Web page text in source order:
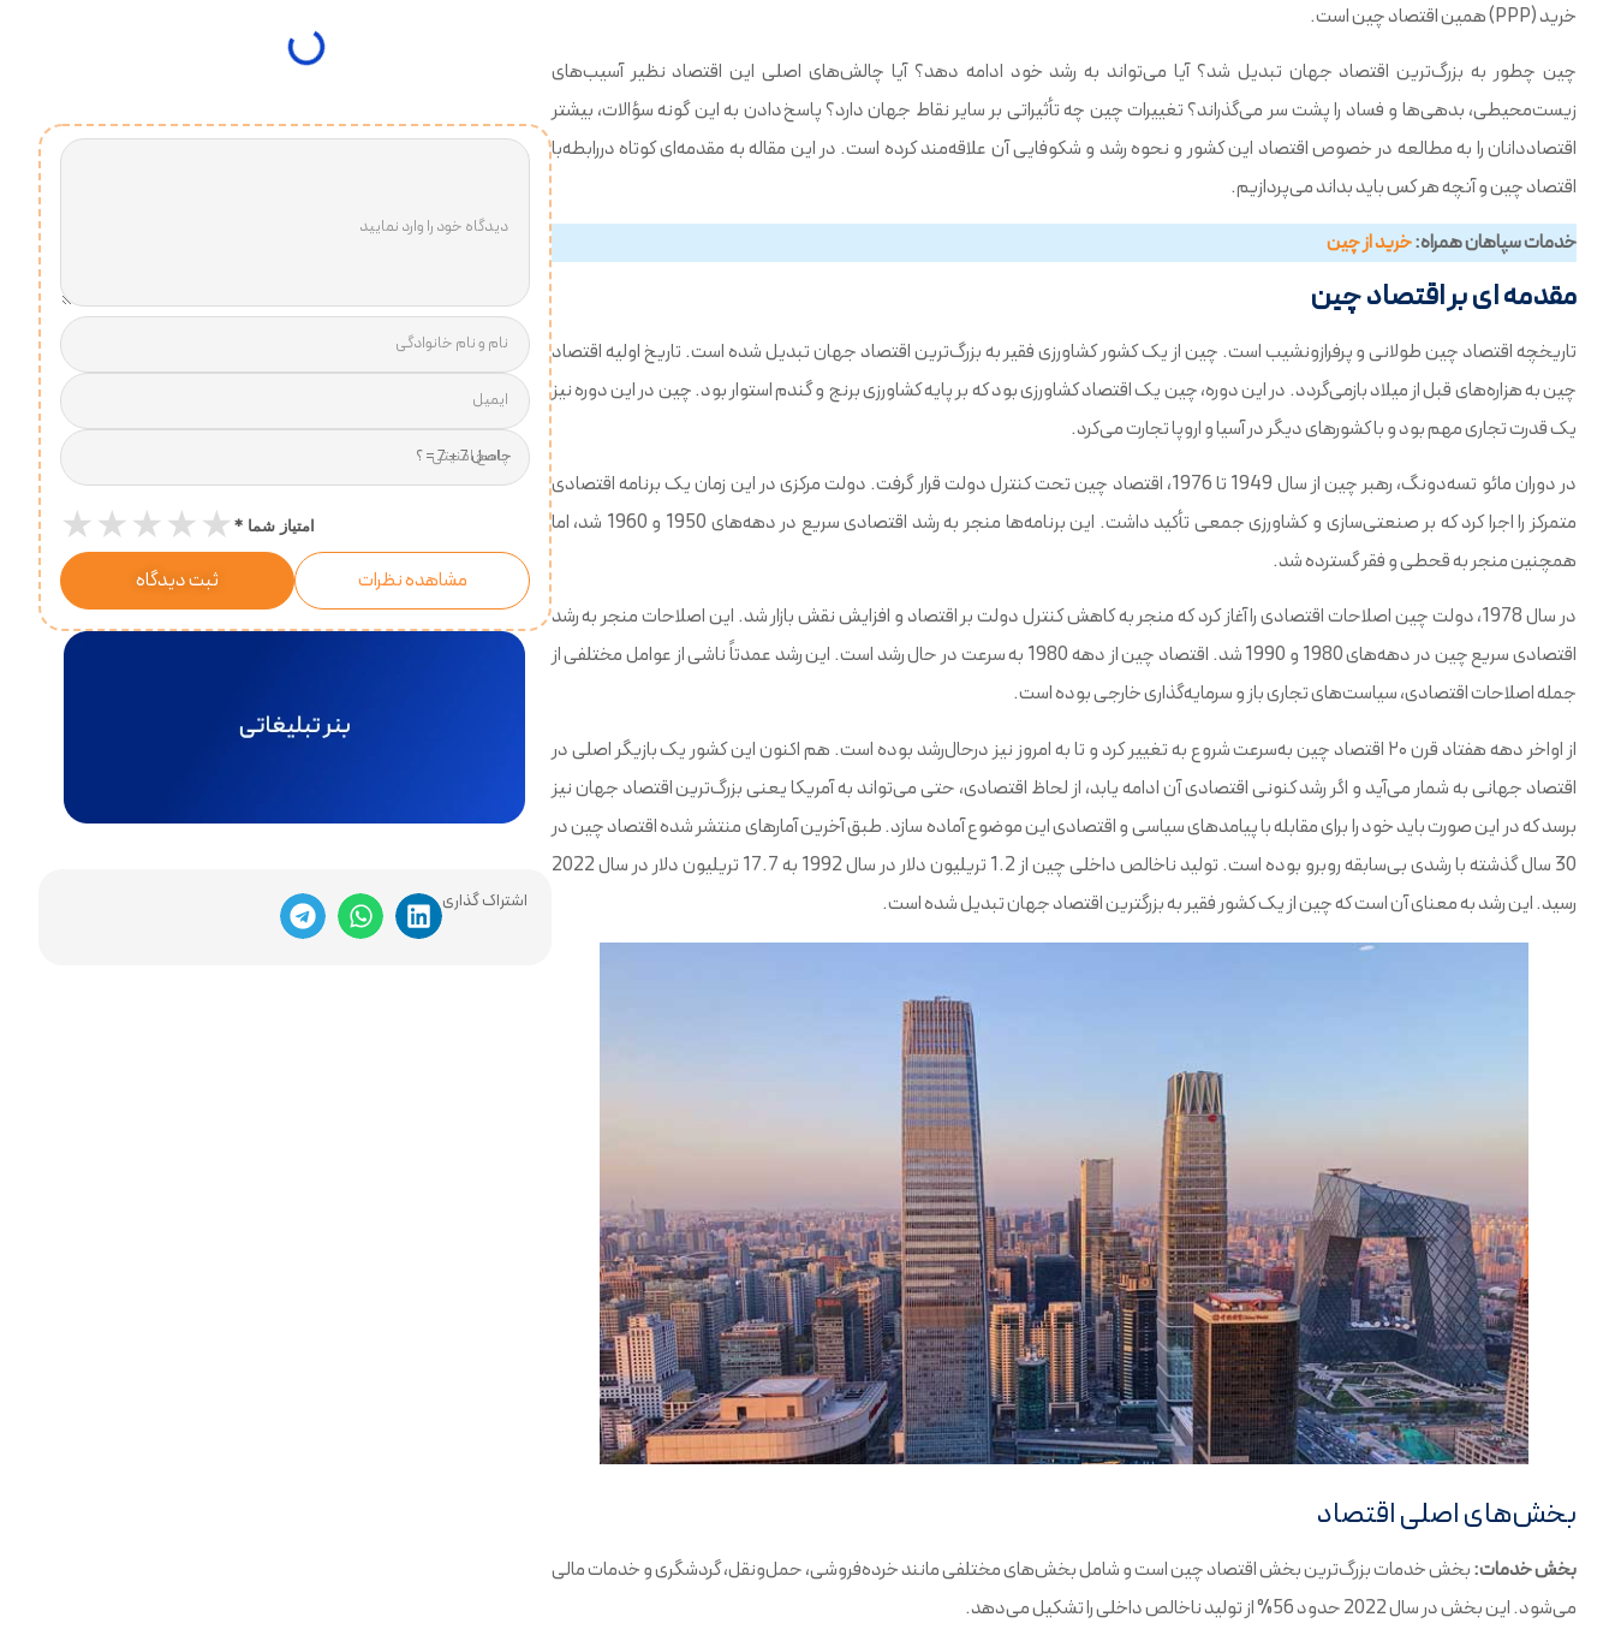
دیدگاه خود را وارد نمایید
نام و نام خانوادگی
ایمیل
پاسخ امنیتی
امتیاز شما *
★★★★★
ثبت دیدگاه مشاهده نظرات
اشتراک گذاری
خرید (PPP) همین اقتصاد چین است.
چین چطور به بزرگ‌ترین اقتصاد جهان تبدیل شد؟ آیا می‌تواند به رشد خود ادامه دهد؟ آیا چالش‌های اصلی این اقتصاد نظیر آسیب‌های
زیست‌محیطی، بدهی‌ها و فساد را پشت سر می‌گذراند؟ تغییرات چین چه تأثیراتی بر سایر نقاط جهان دارد؟ پاسخ‌دادن به این گونه سؤالات، بیشتر
اقتصاددانان را به مطالعه در خصوص اقتصاد این کشور و نحوه رشد و شکوفایی آن علاقه‌مند کرده است. در این مقاله به مقدمه‌ای کوتاه دررابطه‌با
اقتصاد چین و آنچه هر کس باید بداند می‌پردازیم.
خدمات سپاهان همراه:خرید از چین
مقدمه ای بر اقتصاد چین
تاریخچه اقتصاد چین طولانی و پرفرازونشیب است. چین از یک کشور کشاورزی فقیر به بزرگ‌ترین اقتصاد جهان تبدیل شده است. تاریخ اولیه اقتصاد
چین به هزاره‌های قبل از میلاد بازمی‌گردد. در این دوره، چین یک اقتصاد کشاورزی بود که بر پایه کشاورزی برنج و گندم استوار بود. چین در این دوره نیز
یک قدرت تجاری مهم بود و با کشورهای دیگر در آسیا و اروپا تجارت می‌کرد.
در دوران مائو تسه‌دونگ، رهبر چین از سال 1949 تا 1976، اقتصاد چین تحت کنترل دولت قرار گرفت. دولت مرکزی در این زمان یک برنامه اقتصادی
متمرکز را اجرا کرد که بر صنعتی‌سازی و کشاورزی جمعی تأکید داشت. این برنامه‌ها منجر به رشد اقتصادی سریع در دهه‌های 1950 و 1960 شد، اما
همچنین منجر به قحطی و فقر گسترده شد.
در سال 1978، دولت چین اصلاحات اقتصادی را آغاز کرد که منجر به کاهش کنترل دولت بر اقتصاد و افزایش نقش بازار شد. این اصلاحات منجر به رشد
اقتصادی سریع چین در دهه‌های 1980 و 1990 شد. اقتصاد چین از دهه 1980 به سرعت در حال رشد است. این رشد عمدتاً ناشی از عوامل مختلفی از
جمله اصلاحات اقتصادی، سیاست‌های تجاری باز و سرمایه‌گذاری خارجی بوده است.
از اواخر دهه هفتاد قرن ۲۰ اقتصاد چین به‌سرعت شروع به تغییر کرد و تا به امروز نیز درحال‌رشد بوده است. هم اکنون این کشور یک بازیگر اصلی در
اقتصاد جهانی به شمار می‌آید و اگر رشد کنونی اقتصادی آن ادامه یابد، از لحاظ اقتصادی، حتی می‌تواند به آمریکا یعنی بزرگ‌ترین اقتصاد جهان نیز
برسد که در این صورت باید خود را برای مقابله با پیامدهای سیاسی و اقتصادی این موضوع آماده سازد. طبق آخرین آمارهای منتشر شده اقتصاد چین در
30 سال گذشته با رشدی بی‌سابقه روبرو بوده است. تولید ناخالص داخلی چین از 1.2 تریلیون دلار در سال 1992 به 17.7 تریلیون دلار در سال 2022
رسید. این رشد به معنای آن است که چین از یک کشور فقیر به بزرگترین اقتصاد جهان تبدیل شده است.
بخش‌های اصلی اقتصاد
بخش خدمات:بخش خدمات بزرگ‌ترین بخش اقتصاد چین است و شامل بخش‌های مختلفی مانند خرده‌فروشی، حمل‌ونقل، گردشگری و خدمات مالی
می‌شود. این بخش در سال 2022 حدود 56% از تولید ناخالص داخلی را تشکیل می‌دهد.